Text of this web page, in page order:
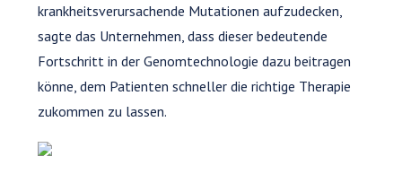
krankheitsverursachende Mutationen aufzudecken,
sagte das Unternehmen, dass dieser bedeutende
Fortschritt in der Genomtechnologie dazu beitragen
könne, dem Patienten schneller die richtige Therapie
zukommen zu lassen.